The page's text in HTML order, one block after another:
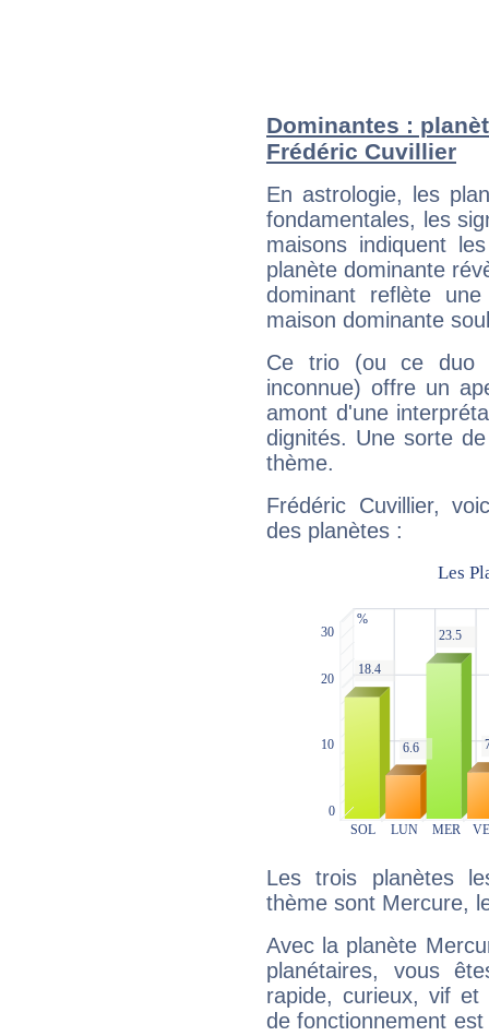
Dominantes :
Frédéric Cuvillier
En astrologie, les
fondamentales, les
maisons indiquent
planète dominante
dominant reflète
maison dominante
Ce trio (ou ce duo
inconnue) offre un
amont d'une
dignités. Une sorte
thème.
Frédéric Cuvillier,
des planètes :
Les trois planètes
thème sont Mercure,
Avec la planète
planétaires, vous
rapide, curieux, vif et
de fonctionnement